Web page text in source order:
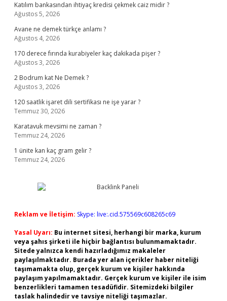
Katılım bankasından ihtiyaç kredisi çekmek caiz midir ?
Ağustos 5, 2026
Avane ne demek türkçe anlamı ?
Ağustos 4, 2026
170 derece fırında kurabiyeler kaç dakikada pişer ?
Ağustos 3, 2026
2 Bodrum kat Ne Demek ?
Ağustos 3, 2026
120 saatlik işaret dili sertifikası ne işe yarar ?
Temmuz 30, 2026
Karatavuk mevsimi ne zaman ?
Temmuz 24, 2026
1 ünite kan kaç gram gelir ?
Temmuz 24, 2026
Reklam ve İletişim: Skype: live:.cid.575569c608265c69
Yasal Uyarı: Bu internet sitesi, herhangi bir marka, kurum
veya şahıs şirketi ile hiçbir bağlantısı bulunmamaktadır.
Sitede yalnızca kendi hazırladığımız makaleler
paylaşılmaktadır. Burada yer alan içerikler haber niteliği
taşımamakta olup, gerçek kurum ve kişiler hakkında
paylaşım yapılmamaktadır. Gerçek kurum ve kişiler ile isim
benzerlikleri tamamen tesadüfidir. Sitemizdeki bilgiler
taslak halindedir ve tavsiye niteliği taşımazlar.